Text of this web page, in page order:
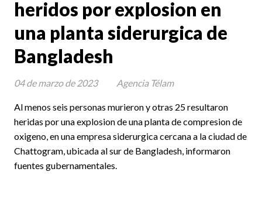
heridos por explosion en
una planta siderurgica de
Bangladesh
Al menos seis personas murieron y otras 25 resultaron
heridas por una explosion de una planta de compresion de
oxigeno, en una empresa siderurgica cercana a la ciudad de
Chattogram, ubicada al sur de Bangladesh, informaron
fuentes gubernamentales.
04 de marzo de 2023 Agencia Télam